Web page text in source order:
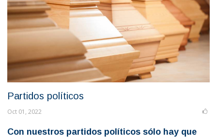
Partidos políticos
Oct 01, 2022
Con nuestros partidos políticos sólo hay que